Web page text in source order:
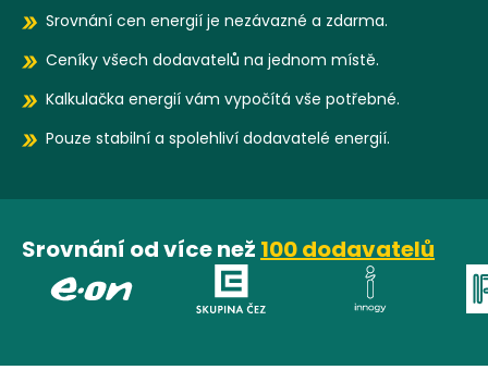
Srovnání cen energií je nezávazné a zdarma.
Ceníky všech dodavatelů na jednom místě.
Kalkulačka energií vám vypočítá vše potřebné.
Pouze stabilní a spolehliví dodavatelé energií.
Srovnání od více než 100 dodavatelů
E.ON ČEZ Innogy